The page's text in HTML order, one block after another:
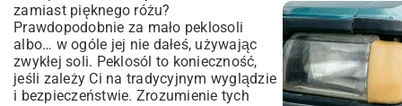
zamiast pięknego różu?
Prawdopodobnie za mało peklosoli
albo… w ogóle jej nie dałeś, używając
zwykłej soli. Peklosól to konieczność,
jeśli zależy Ci na tradycyjnym wyglądzie
i bezpieczeństwie. Zrozumienie tych